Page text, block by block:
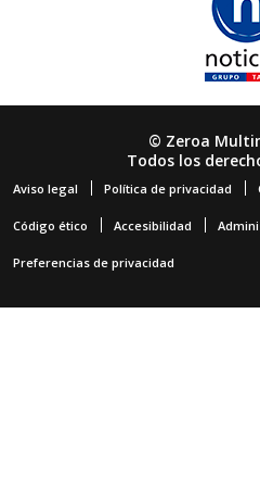
© Zeroa
Todos los
Aviso legal Política de privacidad
Código ético Accesibilidad
Preferencias de privacidad